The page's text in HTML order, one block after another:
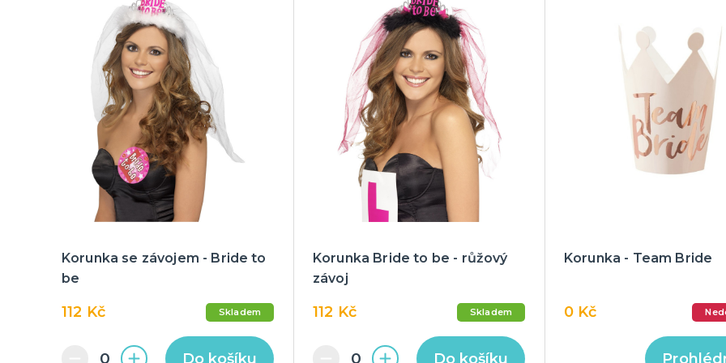
Korunka se závojem - Bride to
be
112 Kč Skladem
Do košíku
Korunka Bride to be - růžový
závoj
112 Kč Skladem
Do košíku
Korunka - Team Bride
0 Kč